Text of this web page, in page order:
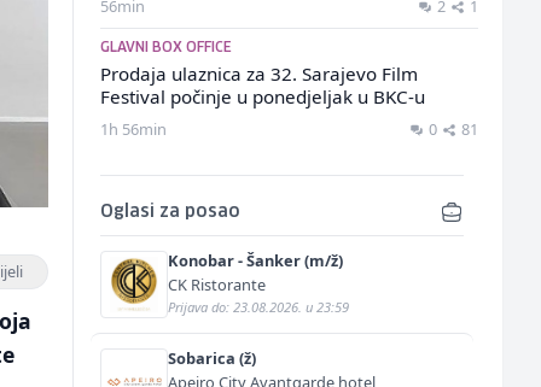
56min 2 1
GLAVNI BOX OFFICE
Prodaja ulaznica za 32. Sarajevo Film
Festival počinje u ponedjeljak u BKC-u
1h 56min 0 81
Oglasi za posao
Konobar - Šanker (m/ž)
CK Ristorante
Prijava do: 23.08.2026. u 23:59
Sobarica (ž)
Apeiro City Avantgarde hotel